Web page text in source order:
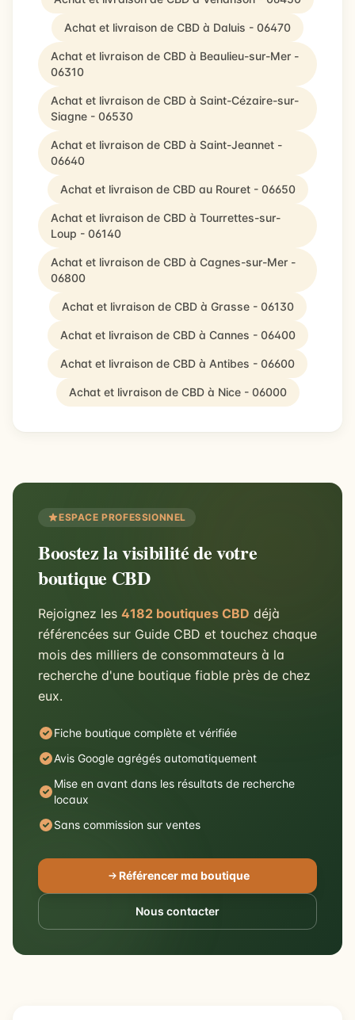
Achat et livraison de CBD à Daluis - 06470
Achat et livraison de CBD à Beaulieu-sur-Mer -
06310
Achat et livraison de CBD à Saint-Cézaire-sur-
Siagne - 06530
Achat et livraison de CBD à Saint-Jeannet -
06640
Achat et livraison de CBD au Rouret - 06650
Achat et livraison de CBD à Tourrettes-sur-
Loup - 06140
Achat et livraison de CBD à Cagnes-sur-Mer -
06800
Achat et livraison de CBD à Grasse - 06130
Achat et livraison de CBD à Cannes - 06400
Achat et livraison de CBD à Antibes - 06600
Achat et livraison de CBD à Nice - 06000
ESPACE PROFESSIONNEL
Boostez la visibilité de votre
boutique CBD
Rejoignez les 4182 boutiques CBD déjà
référencées sur Guide CBD et touchez chaque
mois des milliers de consommateurs à la
recherche d'une boutique fiable près de chez
eux.
Fiche boutique complète et vérifiée
Avis Google agrégés automatiquement
Mise en avant dans les résultats de recherche
locaux
Sans commission sur ventes
Référencer ma boutique
Nous contacter